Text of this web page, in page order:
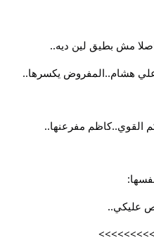
اصلا مش بطيق لين ديه..
هشام..المفروض يكسرها..
القوي..كاظم مفرعنها..
عليكي..